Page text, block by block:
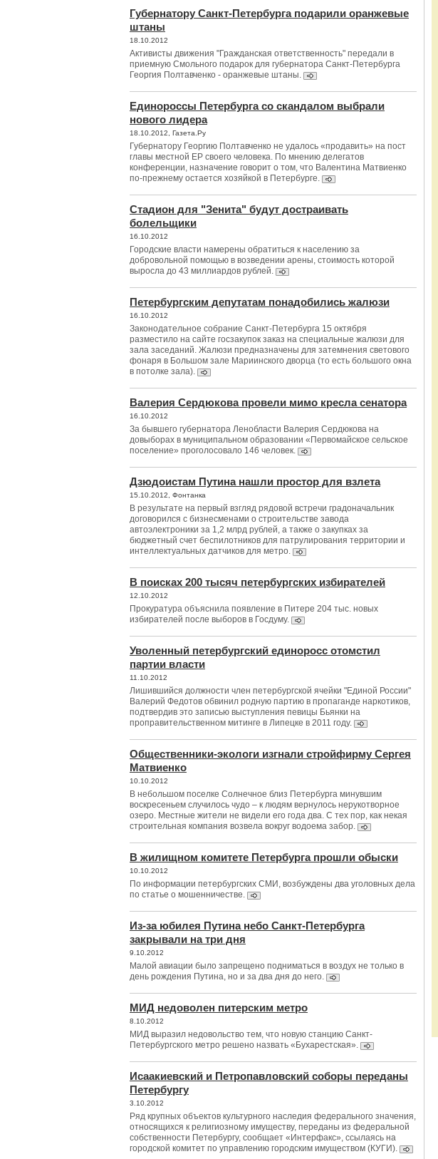
Губернатору Санкт-Петербурга подарили оранжевые
штаны
18.10.2012
Активисты движения "Гражданская ответственность" передали в
приемную Смольного подарок для губернатора Санкт-Петербурга
Георгия Полтавченко - оранжевые штаны.
Единороссы Петербурга со скандалом выбрали
нового лидера
18.10.2012, Газета.Ру
Губернатору Георгию Полтавченко не удалось «продавить» на пост
главы местной ЕР своего человека. По мнению делегатов
конференции, назначение говорит о том, что Валентина Матвиенко
по-прежнему остается хозяйкой в Петербурге.
Cтадион для "Зенита" будут достраивать
болельщики
16.10.2012
Городские власти намерены обратиться к населению за
добровольной помощью в возведении арены, стоимость которой
выросла до 43 миллиардов рублей.
Петербургским депутатам понадобились жалюзи
16.10.2012
Законодательное собрание Санкт-Петербурга 15 октября
разместило на сайте госзакупок заказ на специальные жалюзи для
зала заседаний. Жалюзи предназначены для затемнения светового
фонаря в Большом зале Мариинского дворца (то есть большого окна
в потолке зала).
Валерия Сердюкова провели мимо кресла сенатора
16.10.2012
За бывшего губернатора Ленобласти Валерия Сердюкова на
довыборах в муниципальном образовании «Первомайское сельское
поселение» проголосовало 146 человек.
Дзюдоистам Путина нашли простор для взлета
15.10.2012, Фонтанка
В результате на первый взгляд рядовой встречи градоначальник
договорился с бизнесменами о строительстве завода
автоэлектроники за 1,2 млрд рублей, а также о закупках за
бюджетный счет беспилотников для патрулирования территории и
интеллектуальных датчиков для метро.
В поисках 200 тысяч петербургских избирателей
12.10.2012
Прокуратура объяснила появление в Питере 204 тыс. новых
избирателей после выборов в Госдуму.
Уволенный петербургский единоросс отомстил
партии власти
11.10.2012
Лишившийся должности член петербургской ячейки "Единой России"
Валерий Федотов обвинил родную партию в пропаганде наркотиков,
подтвердив это записью выступления певицы Бьянки на
проправительственном митинге в Липецке в 2011 году.
Общественники-экологи изгнали стройфирму Сергея
Матвиенко
10.10.2012
В небольшом поселке Солнечное близ Петербурга минувшим
воскресеньем случилось чудо – к людям вернулось нерукотворное
озеро. Местные жители не видели его года два. С тех пор, как некая
строительная компания возвела вокруг водоема забор.
В жилищном комитете Петербурга прошли обыски
10.10.2012
По информации петербургских СМИ, возбуждены два уголовных дела
по статье о мошенничестве.
Из-за юбилея Путина небо Санкт-Петербурга
закрывали на три дня
9.10.2012
Малой авиации было запрещено подниматься в воздух не только в
день рождения Путина, но и за два дня до него.
МИД недоволен питерским метро
8.10.2012
МИД выразил недовольство тем, что новую станцию Санкт-
Петербургского метро решено назвать «Бухарестская».
Исаакиевский и Петропавловский соборы переданы
Петербургу
3.10.2012
Ряд крупных объектов культурного наследия федерального значения,
относящихся к религиозному имуществу, переданы из федеральной
собственности Петербургу, сообщает «Интерфакс», ссылаясь на
городской комитет по управлению городским имуществом (КУГИ).